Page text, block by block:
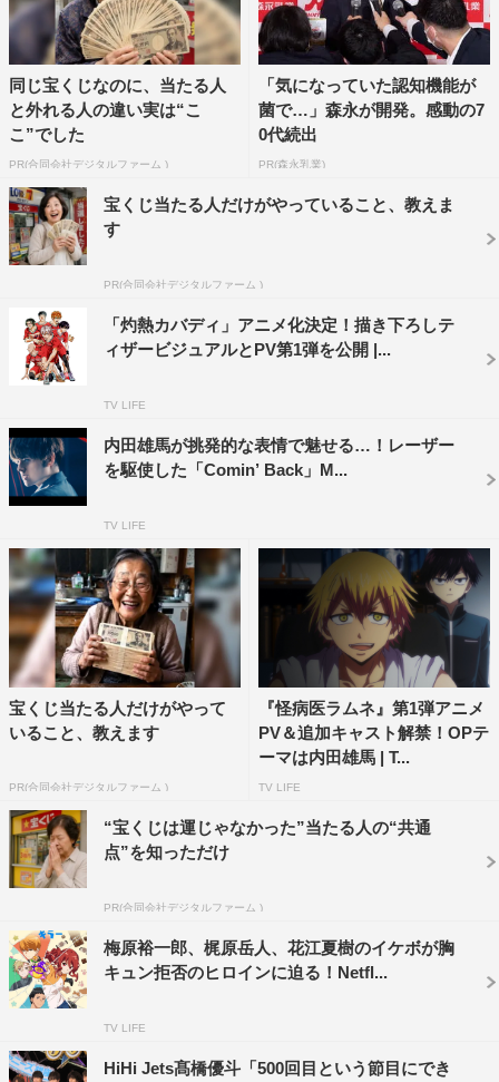
解禁された。
初公開となるアニメティザービジュアルには、主人公・宵
越竜哉と能京カバディ部部長・王城正人が描かれている。
その宵越竜哉役を内田雄馬、王城正人役を岡本信彦が担当
することも発表された。
途中で息継ぎすることなく、絶えることなく「カバディ」
という単語を繰り返すことを指す「キャント」。この度、
今回の発表に際して、内田と岡本からのコメントも公開さ
れた。内田は「かつて不倒と呼ばれた天才が、カバディに
ていく。熱いです！最高に熱いです！！」と本作が持つ熱
気を伝えている。
岡本は自身が演じる王城について「第一印象では可愛さと
狂気をもつ二重人格キャラクターと思っていたのですが、
『キャプテンとしてクールかつもっとしっかりしている』
とのことで、大分声の表現としては抑えめにやりました」
と演じる上での工夫を明かした。2人のコメント全文は、
次ページを参照。
また、第一弾メインキャスト解禁を記念して、「灼熱カバ
ディ」公式Twitterでは内田と岡本の直筆サイン色紙が当た
るフォロー＆リツイートキャンペーンを実施している。応
募期間は10月19日（月）までとのことで、こちらも要注
目だ。
同じ宝くじなのに、当たる人
と外れる人の違い実は“こ
こ”でした
PR(合同会社デジタルファーム )
「気になっていた認知機能が
菌で…」森永が開発。感動の7
0代続出
PR(森永乳業)
宝くじ当たる人だけがやっていること、教えま
す
PR(合同会社デジタルファーム )
「灼熱カバディ」アニメ化決定！描き下ろしテ
ィザービジュアルとPV第1弾を公開 |...
TV LIFE
内田雄馬が挑発的な表情で魅せる…！レーザー
を駆使した「Comin’ Back」M...
TV LIFE
宝くじ当たる人だけがやって
いること、教えます
PR(合同会社デジタルファーム )
『怪病医ラムネ』第1弾アニメ
PV＆追加キャスト解禁！OPテ
ーマは内田雄馬 | T...
TV LIFE
“宝くじは運じゃなかった”当たる人の“共通
点”を知っただけ
PR(合同会社デジタルファーム )
梅原裕一郎、梶原岳人、花江夏樹のイケボが胸
キュン拒否のヒロインに迫る！Netfl...
TV LIFE
HiHi Jets髙橋優斗「500回目という節目にでき